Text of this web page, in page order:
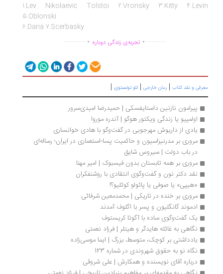
1.Lev Nikolaevic Tolstoi 2.Vronsky 3.Kitty
5.Oblonski
6.Daria 7.Scerbasky
................تجربه‌ی زندگی دوباره ...............
و نقد کتاب|رمان خارجی|لئو تولستوی |
پیرامون نازنین داستایفسکی | حمیدرضا امیدی‌سرور
اولمپیو یا زندگی ویکتور هوگو | آندره موروا
یادی از داریوش مهرجویی در گفت‌وگو با هادی خوانساری
مروری بر مدرنیزاسیون و حاکمیت پسا-استعماری در ایران؛ رساله‌ای
در باب دولت | سیروس شایق
مروری بر همه تابستان بدون فیسبوک | امیر مهنا
نقد دکتر نون و گفت‌وگوی انتقادی با روشنفکران
«هیپی» یا صوفی یا پائولو کوئلیو؟!
مروری بر خنده در تاریکی | محمدمعین شرفائی
ادموند گانگلیون و پسر با اگلوف آمدند
یک گفت‌وگوی ساده با آگوتا کریستوف
نگاهی به غائله هایدگر و هیتلر | فرزاد نعمتی
یادداشتی بر کوچک، متوسط، بزرگ | ایما موسی‌زاده
نگاه نو به حقوق شهروندی در شماره 123
درباره آقای نویسنده و همکارش | علی شروقی